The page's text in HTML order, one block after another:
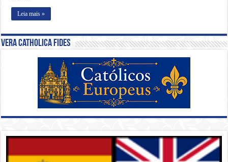
Leia mais »
Vera Catholica Fides